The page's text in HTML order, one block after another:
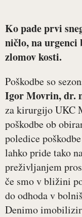
Ko pade prvi
ničlo, na urgenci
zlomov kosti.
Poškodbe so
Igor Movrin, dr.
za kirurgijo UKC
poškodbe ob
poledice
lahko pride tako
preživljanjem
če smo v bližini
do odhoda v
Denimo